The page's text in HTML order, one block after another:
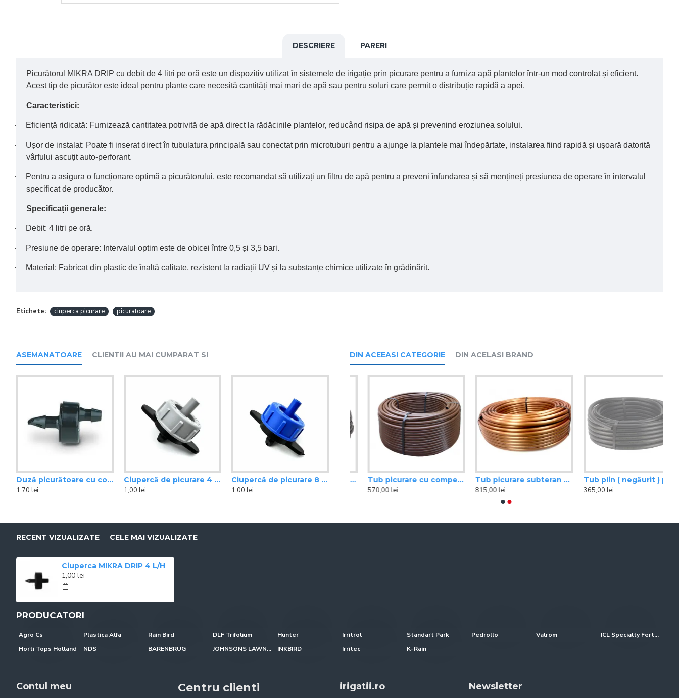
DESCRIERE PARERI
Picurătorul MIKRA DRIP cu debit de 4 litri pe oră este un dispozitiv utilizat în sistemele de irigație prin picurare pentru a furniza apă plantelor într-un mod controlat și eficient.
Acest tip de picurător este ideal pentru plante care necesită cantități mai mari de apă sau pentru soluri care permit o distribuție rapidă a apei.
Caracteristici:
· Eficiență ridicată: Furnizează cantitatea potrivită de apă direct la rădăcinile plantelor, reducând risipa de apă și prevenind eroziunea solului.
·
Ușor de instalat: Poate fi inserat direct în tubulatura principală sau conectat prin microtuburi pentru a ajunge la plantele mai îndepărtate, instalarea fiind rapidă și ușoară datorită
vârfului ascuțit auto-perforant.
·
Pentru a asigura o funcționare optimă a picurătorului, este recomandat să utilizați un filtru de apă pentru a preveni înfundarea și să mențineți presiunea de operare în intervalul
specificat de producător.
Specificații generale:
· Debit: 4 litri pe oră.
· Presiune de operare: Intervalul optim este de obicei între 0,5 și 3,5 bari.
· Material: Fabricat din plastic de înaltă calitate, rezistent la radiații UV și la substanțe chimice utilizate în grădinărit.
Etichete: ciuperca picurare picuratoare
ASEMANATOARE CLIENTII AU MAI CUMPARAT SI
Duză picurătoare cu compensator de presiune, 4 l/h Rain Bird
1,70 lei
Ciupercă de picurare 4 l/h Axios
1,00 lei
Ciupercă de picurare 8 l/h Axios
1,00 lei
DIN ACEEASI CATEGORIE DIN ACELASI BRAND
6,10 lei
8,30 lei
3,80 lei
Tub picurare cu compensare colac 100 m Rain Bird
570,00 lei
Tub picurare subteran cu compensare colac 100 m Rain Bird
815,00 lei
Tub plin ( negăurit ) picurare, colac 100 m Rain Bird
365,00 lei
RECENT VIZUALIZATE CELE MAI VIZUALIZATE
Ciuperca MIKRA DRIP 4 L/H
1,00 lei
PRODUCATORI
Agro Cs Plastica Alfa Rain Bird DLF Trifolium Hunter Irritrol Standart Park Pedrollo Valrom
ICL Specialty Fertilizers (Everris-Scotts)
Horti Tops Holland
NDS BARENBRUG JOHNSONS LAWN SEED INKBIRD Irritec K-Rain
Contul meu Centru clienti irigatii.ro Newsletter